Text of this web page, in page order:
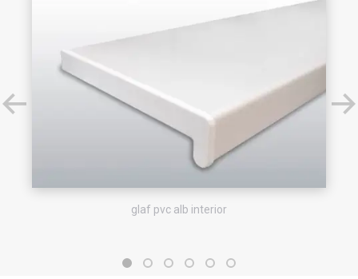
glaf pvc alb interior